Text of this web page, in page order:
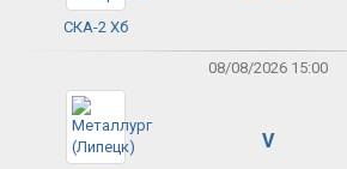
СКА-2 Хб
08/08/2026 15:00
V